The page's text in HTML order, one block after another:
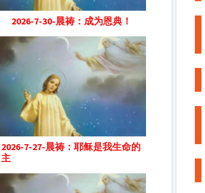
2026-7-30-晨祷：成为恩典！
2026-7-27-晨祷：耶稣是我生命的
主